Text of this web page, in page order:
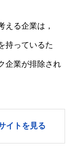
える企業は，
持っているた
企業が排除され
イトを見る